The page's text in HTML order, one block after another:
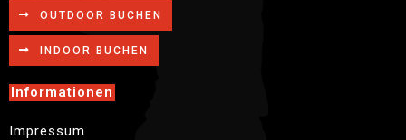
OUTDOOR BUCHEN
INDOOR BUCHEN
Informationen
Impressum